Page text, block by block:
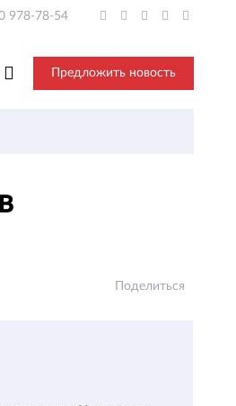
978-78-54
Предложить новость
Поделиться